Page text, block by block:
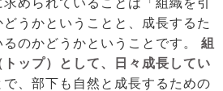
うかということと、成長するた
のかどうかということです。
組
ップ）として、日々成長してい
で、部下も自然と成長するための